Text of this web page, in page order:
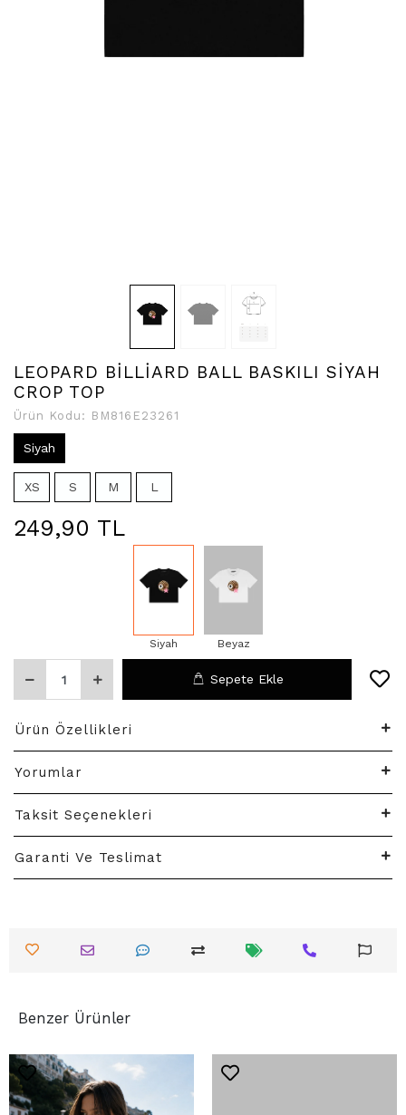
LEOPARD BİLLİARD BALL BASKILI SİYAH
CROP TOP
Ürün Kodu: BM816E23261
Siyah
XS S M L
249,90 TL
Siyah Beyaz
Sepete Ekle
Ürün Özellikleri
Yorumlar
Taksit Seçenekleri
Garanti Ve Teslimat
Benzer Ürünler